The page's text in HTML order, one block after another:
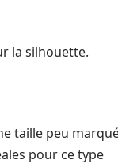
la silhouette.
taille peu
pour ce type